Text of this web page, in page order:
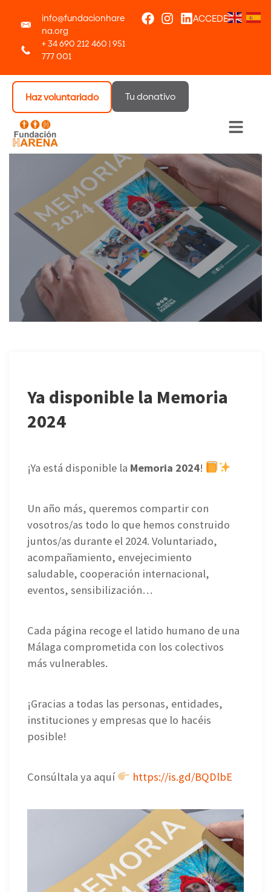
info@fundacionhare
na.org
+ 34 690 212 460 | 951
777 001
ACCEDER
Haz voluntariado Tu donativo
Menú
Ya disponible la Memoria
2024
¡Ya está disponible la Memoria 2024!
Un año más, queremos compartir con
vosotros/as todo lo que hemos construido
juntos/as durante el 2024. Voluntariado,
acompañamiento, envejecimiento
saludable, cooperación internacional,
eventos, sensibilización…
Cada página recoge el latido humano de una
Málaga comprometida con los colectivos
más vulnerables.
¡Gracias a todas las personas, entidades,
instituciones y empresas que lo hacéis
posible!
Consúltala ya aquí https://is.gd/BQDlbE